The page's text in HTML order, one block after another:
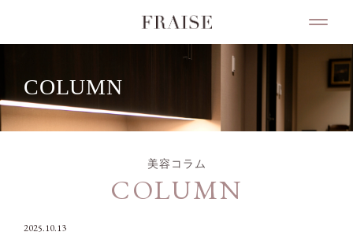
COLUMN
美容コラム
COLUMN
2025.10.13